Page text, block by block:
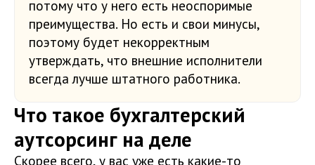
потому что у него есть неоспоримые
преимущества. Но есть и свои минусы,
поэтому будет некорректным
утверждать, что внешние исполнители
всегда лучше штатного работника.
Что такое бухгалтерский
аутсорсинг на деле
Скорее всего, у вас уже есть какие-то